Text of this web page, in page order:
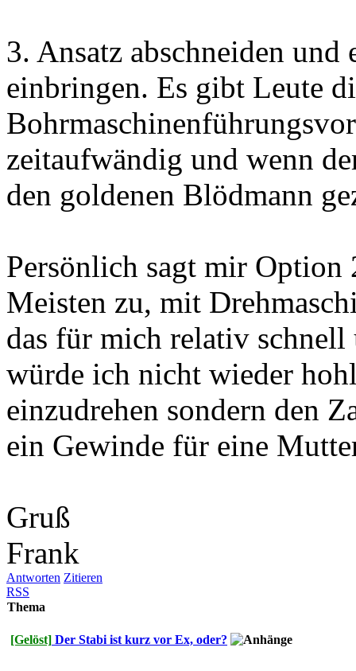
3. Ansatz abschneiden
einbringen. Es gibt Leute
zeitaufwändig und wenn
den goldenen Blödmann
Persönlich sagt mir
Meisten zu, mit
das für mich relativ schnell
würde ich nicht wieder
einzudrehen sondern den
ein Gewinde für eine
Gruß
Frank
Antworten Zitieren
RSS
Thema
[Gelöst] Der Stabi ist kurz vor Ex, oder?